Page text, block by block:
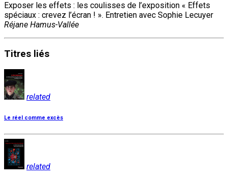
Exposer les effets : les coulisses de l’exposition « Effets
spéciaux : crevez l’écran ! ». Entretien avec Sophie Lecuyer
Réjane Hamus-Vallée
Titres liés
related
Le réel comme excès
related